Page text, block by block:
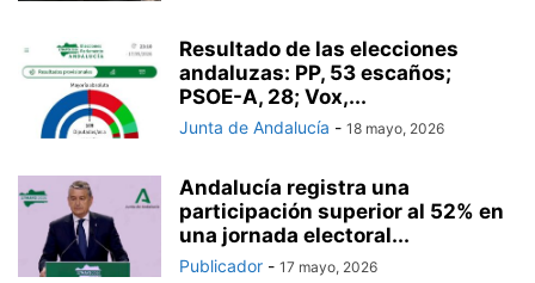
Resultado de las elecciones
andaluzas: PP, 53 escaños;
PSOE-A, 28; Vox,...
Junta de Andalucía - 18 mayo, 2026
Andalucía registra una
participación superior al 52% en
una jornada electoral...
Publicador - 17 mayo, 2026